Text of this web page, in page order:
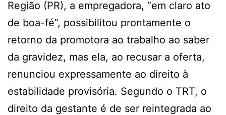
Região (PR), a empregadora, “em claro ato
de boa-fé”, possibilitou prontamente o
retorno da promotora ao trabalho ao saber
da gravidez, mas ela, ao recusar a oferta,
renunciou expressamente ao direito à
estabilidade provisória. Segundo o TRT, o
direito da gestante é de ser reintegrada ao